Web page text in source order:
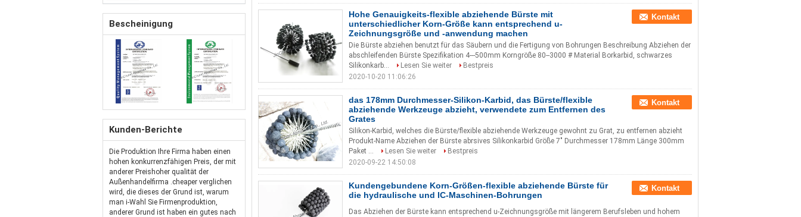
der inneren Loch-Oberfläche
Bescheinigung
Kunden-Berichte
Die Produktion Ihre Firma haben einen
hohen konkurrenzfähigen Preis, der mit
anderer Preishoher qualität der
Außenhandelfirma .cheaper verglichen
wird, die dieses der Grund ist, warum
man i-Wahl Sie Firmenproduktion,
anderer Grund ist haben ein gutes nach
Hohe Genauigkeits-flexible abziehende Bürste mit
unterschiedlicher Korn-Größe kann entsprechend u-
Zeichnungsgröße und -anwendung machen
Kontakt
Die Bürste abziehen benutzt für das Säubern und die Fertigung von Bohrungen Beschreibung Abziehen der
abschleifenden Bürste Spezifikation 4---500mm Korngröße 80--3000 # Material Borkarbid, schwarzes
Silikonkarb...
Lesen Sie weiter
Bestpreis
2020-10-20 11:06:26
das 178mm Durchmesser-Silikon-Karbid, das Bürste/flexible
abziehende Werkzeuge abzieht, verwendete zum Entfernen des
Grates
Kontakt
Silikon-Karbid, welches die Bürste/flexible abziehende Werkzeuge gewohnt zu Grat, zu entfernen abzieht
Produkt-Name Abziehen der Bürste abrsives Silikonkarbid Größe 7" Durchmesser 178mm Länge 300mm
Paket ...
Lesen Sie weiter
Bestpreis
2020-09-22 14:50:08
Kundengebundene Korn-Größen-flexible abziehende Bürste für
die hydraulische und IC-Maschinen-Bohrungen
Kontakt
Das Abziehen der Bürste kann entsprechend u-Zeichnungsgröße mit längerem Berufsleben und hohem